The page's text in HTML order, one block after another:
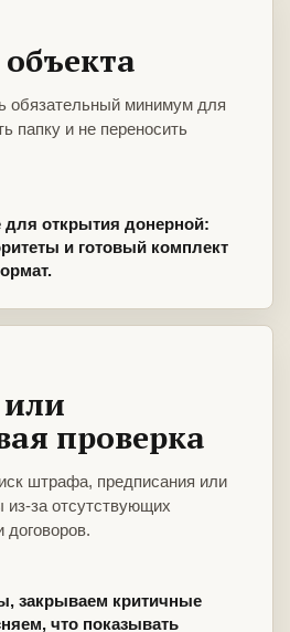
обязательный минимум для
папку и не переносить
открытия донерной:
и готовый комплект
проверка
штрафа, предписания или
из-за отсутствующих
договоров.
закрываем критичные
что показывать